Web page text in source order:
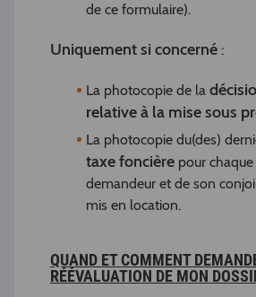
de ce formulaire).
Uniquement si concerné :
La photocopie de la
relative à la mise sous
La photocopie du(des)
taxe foncière pour
demandeur et de son
mis en location.
QUAND ET COMMENT
RÉÉVALUATION DE MON